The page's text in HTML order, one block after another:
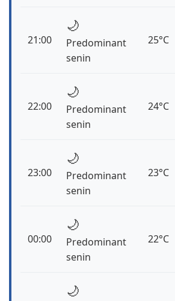
21:00
🌙
Predominant
senin
25°C
22:00
🌙
Predominant
senin
24°C
23:00
🌙
Predominant
senin
23°C
00:00
🌙
Predominant
senin
22°C
🌙